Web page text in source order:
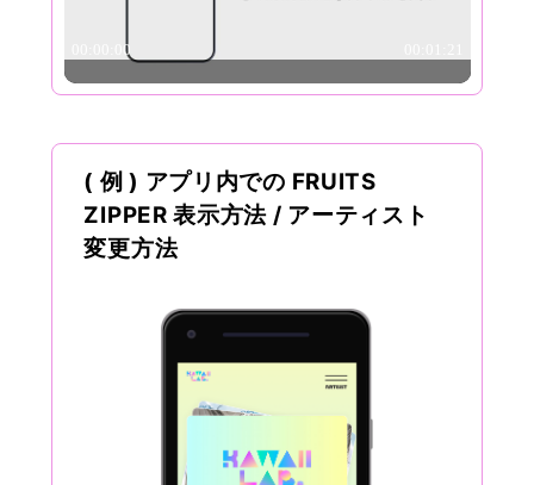
( 例 ) アプリ内での FRUITS
ZIPPER 表示方法 / アーティスト
変更方法